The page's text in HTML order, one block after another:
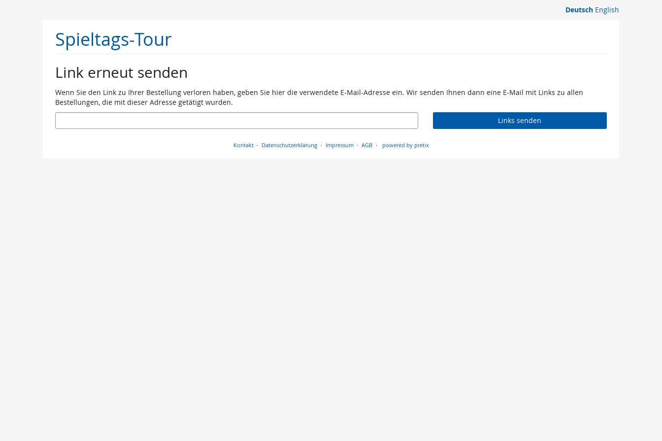
Deutsch English
Spieltags-Tour
Link erneut senden
Wenn Sie den Link zu Ihrer Bestellung verloren haben, geben Sie hier die verwendete E-Mail-Adresse ein. Wir senden Ihnen dann eine E-Mail mit Links zu allen
Bestellungen, die mit dieser Adresse getätigt wurden.
E-
Mail
Links senden
Kontakt Datenschutzerklärung Impressum AGB powered by pretix